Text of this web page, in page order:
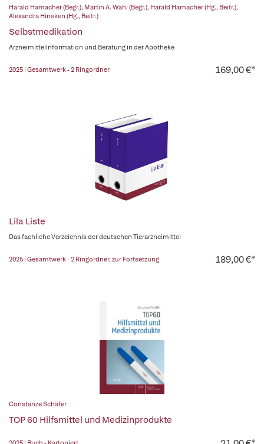
Harald Hamacher (Begr.), Martin A. Wahl (Begr.), Harald Hamacher (Hg., Beitr.),
Alexandra Hinsken (Hg., Beitr.)
Selbstmedikation
Arzneimittelinformation und Beratung in der Apotheke
2025 | Gesamtwerk - 2 Ringordner 169,00 €*
Lila Liste
Das fachliche Verzeichnis der deutschen Tierarzneimittel
2025 | Gesamtwerk - 2 Ringordner, zur Fortsetzung 189,00 €*
Constanze Schäfer
TOP 60 Hilfsmittel und Medizinprodukte